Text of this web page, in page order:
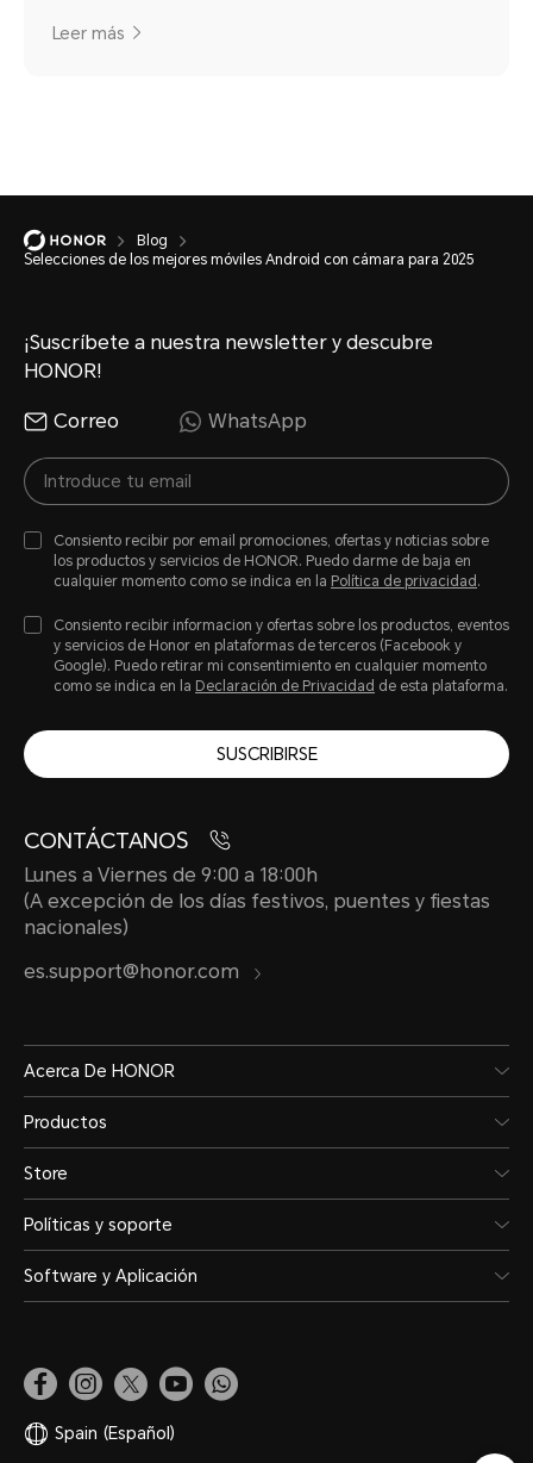
Leer más
Blog
Selecciones de los mejores móviles Android con cámara para 2025
¡Suscríbete a nuestra newsletter y descubre
HONOR!
Correo WhatsApp
Consiento recibir por email promociones, ofertas y noticias sobre
los productos y servicios de HONOR. Puedo darme de baja en
cualquier momento como se indica en la Política de privacidad .
Consiento recibir informacion y ofertas sobre los productos, eventos
y servicios de Honor en plataformas de terceros (Facebook y
Google). Puedo retirar mi consentimiento en cualquier momento
como se indica en la Declaración de Privacidad de esta plataforma.
SUSCRIBIRSE
CONTÁCTANOS
Lunes a Viernes de 9:00 a 18:00h
(A excepción de los días festivos, puentes y fiestas
nacionales)
es.support@honor.com
Acerca De HONOR
Productos
Store
Políticas y soporte
Software y Aplicación
Spain (Español)